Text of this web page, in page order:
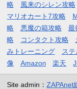
略
風来のシレン攻略
マリオカート7攻略
略
悪魔の箱攻略 最
略
コンタクト攻略
みトレーニング
ス
像
Amazon 楽天
Site admin： ZAPAnet